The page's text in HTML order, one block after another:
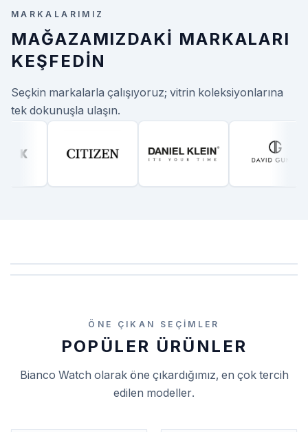
MARKALARIMIZ
MAĞAZAMIZDAKI MARKALARI
KEŞFEDIN
Seçkin markalarla çalışıyoruz; vitrin koleksiyonlarına
tek dokunuşla ulaşın.
ÖNE ÇIKAN SEÇIMLER
POPÜLER ÜRÜNLER
Bianco Watch olarak öne çıkardığımız, en çok tercih
edilen modeller.